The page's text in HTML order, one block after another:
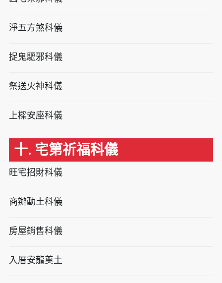
淨五方煞科儀
捉鬼驅邪科儀
祭送火神科儀
上樑安座科儀
十. 宅第祈福科儀
旺宅招財科儀
商辦動土科儀
房屋銷售科儀
入厝安龍奠土